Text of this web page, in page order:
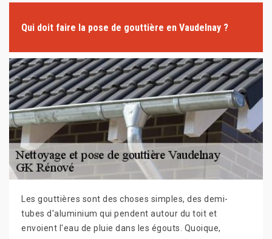
Qui doit faire la pose de gouttière en Vaudelnay ?
Les gouttières sont des choses simples, des demi-
tubes d'aluminium qui pendent autour du toit et
envoient l'eau de pluie dans les égouts. Quoique,